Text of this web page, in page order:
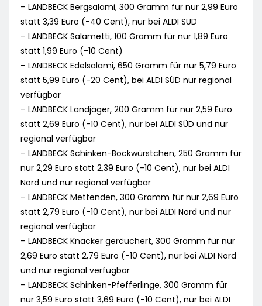
– LANDBECK Bergsalami, 300 Gramm für nur 2,99 Euro
statt 3,39 Euro (-40 Cent), nur bei ALDI SÜD
– LANDBECK Salametti, 100 Gramm für nur 1,89 Euro
statt 1,99 Euro (-10 Cent)
– LANDBECK Edelsalami, 650 Gramm für nur 5,79 Euro
statt 5,99 Euro (-20 Cent), bei ALDI SÜD nur regional
verfügbar
– LANDBECK Landjäger, 200 Gramm für nur 2,59 Euro
statt 2,69 Euro (-10 Cent), nur bei ALDI SÜD und nur
regional verfügbar
– LANDBECK Schinken-Bockwürstchen, 250 Gramm für
nur 2,29 Euro statt 2,39 Euro (-10 Cent), nur bei ALDI
Nord und nur regional verfügbar
– LANDBECK Mettenden, 300 Gramm für nur 2,69 Euro
statt 2,79 Euro (-10 Cent), nur bei ALDI Nord und nur
regional verfügbar
– LANDBECK Knacker geräuchert, 300 Gramm für nur
2,69 Euro statt 2,79 Euro (-10 Cent), nur bei ALDI Nord
und nur regional verfügbar
– LANDBECK Schinken-Pfefferlinge, 300 Gramm für
nur 3,59 Euro statt 3,69 Euro (-10 Cent), nur bei ALDI